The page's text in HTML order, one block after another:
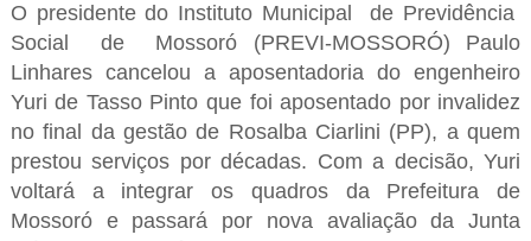
O presidente do Instituto Municipal de Previdência
Social de Mossoró (PREVI-MOSSORÓ) Paulo
Linhares cancelou a aposentadoria do engenheiro
Yuri de Tasso Pinto que foi aposentado por invalidez
no final da gestão de Rosalba Ciarlini (PP), a quem
prestou serviços por décadas. Com a decisão, Yuri
voltará a integrar os quadros da Prefeitura de
Mossoró e passará por nova avaliação da Junta